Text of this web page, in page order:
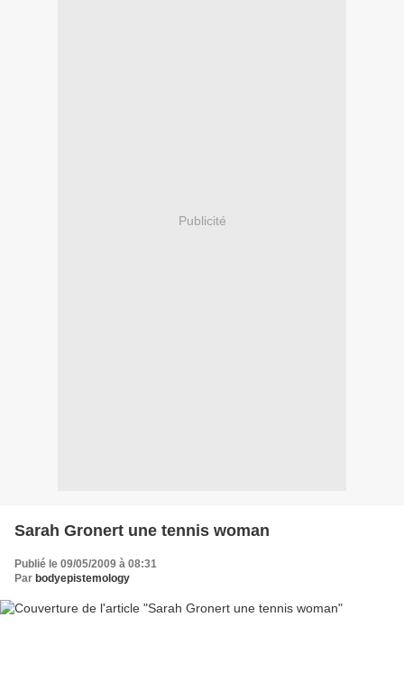
Publicité
Sarah Gronert une tennis woman
Publié le 09/05/2009 à 08:31
Par bodyepistemology